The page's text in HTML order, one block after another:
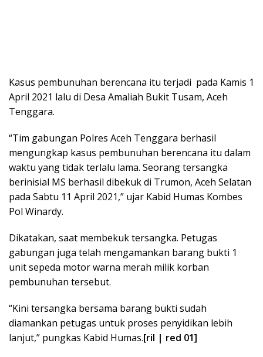
Kasus pembunuhan berencana itu terjadi pada Kamis 1
April 2021 lalu di Desa Amaliah Bukit Tusam, Aceh
Tenggara.
“Tim gabungan Polres Aceh Tenggara berhasil
mengungkap kasus pembunuhan berencana itu dalam
waktu yang tidak terlalu lama. Seorang tersangka
berinisial MS berhasil dibekuk di Trumon, Aceh Selatan
pada Sabtu 11 April 2021,” ujar Kabid Humas Kombes
Pol Winardy.
Dikatakan, saat membekuk tersangka. Petugas
gabungan juga telah mengamankan barang bukti 1
unit sepeda motor warna merah milik korban
pembunuhan tersebut.
“Kini tersangka bersama barang bukti sudah
diamankan petugas untuk proses penyidikan lebih
lanjut,” pungkas Kabid Humas.[ril | red 01]